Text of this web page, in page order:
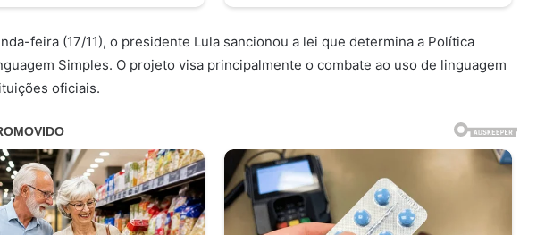
feira (17/11), o presidente Lula sancionou a lei que determina a Política
Simples. O projeto visa principalmente o combate ao uso de linguagem
oficiais.